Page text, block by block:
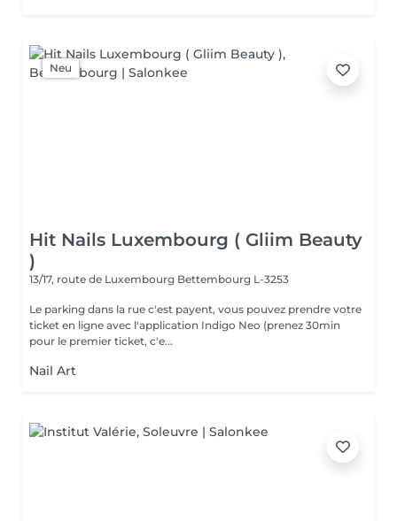
Neu
Hit Nails Luxembourg ( Gliim Beauty
)
13/17, route de Luxembourg Bettembourg L-3253
Le parking dans la rue c'est payent, vous pouvez prendre votre
ticket en ligne avec l'application Indigo Neo (prenez 30min
pour le premier ticket, c'e...
Nail Art